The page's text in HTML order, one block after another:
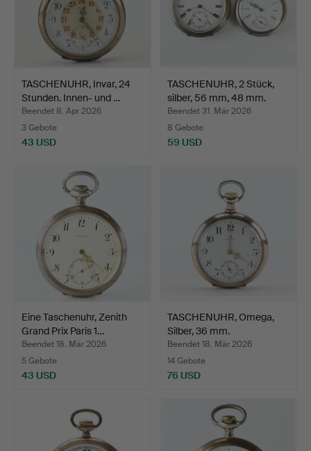
TASCHENUHR, Invar, 24
Stunden. Innen- und …
Beendet 8. Apr 2026
3 Gebote
43 USD
TASCHENUHR, 2 Stück,
silber, 56 mm, 48 mm.
Beendet 31. Mär 2026
8 Gebote
59 USD
Eine Taschenuhr, Zenith
Grand Prix Paris 1…
Beendet 18. Mär 2026
5 Gebote
43 USD
TASCHENUHR, Omega,
Silber, 36 mm.
Beendet 18. Mär 2026
14 Gebote
76 USD